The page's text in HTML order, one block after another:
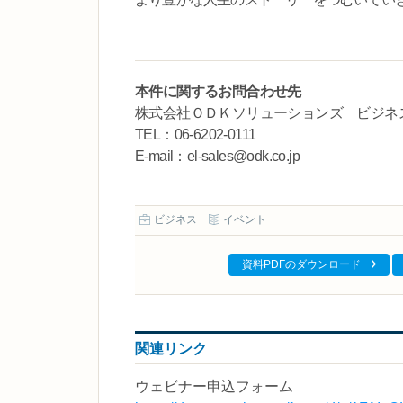
本件に関するお問合わせ先
株式会社ＯＤＫソリューションズ ビジ
TEL：06-6202-0111
E-mail：el-sales@odk.co.jp
ビジネス イベント
資料PDFのダウンロード
関連リンク
ウェビナー申込フォーム